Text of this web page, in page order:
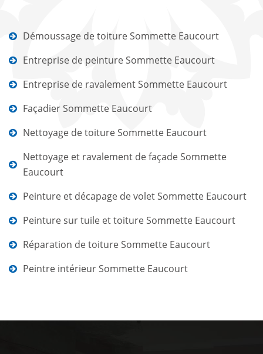
Démoussage de toiture Sommette Eaucourt
Entreprise de peinture Sommette Eaucourt
Entreprise de ravalement Sommette Eaucourt
Façadier Sommette Eaucourt
Nettoyage de toiture Sommette Eaucourt
Nettoyage et ravalement de façade Sommette
Eaucourt
Peinture et décapage de volet Sommette Eaucourt
Peinture sur tuile et toiture Sommette Eaucourt
Réparation de toiture Sommette Eaucourt
Peintre intérieur Sommette Eaucourt